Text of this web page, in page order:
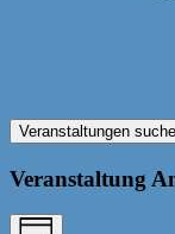
Veranstaltungen
Veranstaltung